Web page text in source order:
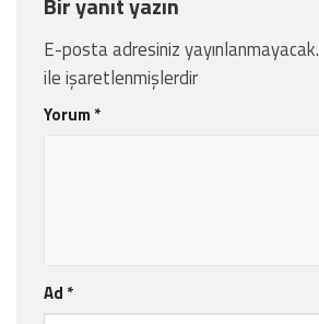
E-posta adresiniz yayınlanmayacak.
ile işaretlenmişlerdir
Yorum *
Ad *